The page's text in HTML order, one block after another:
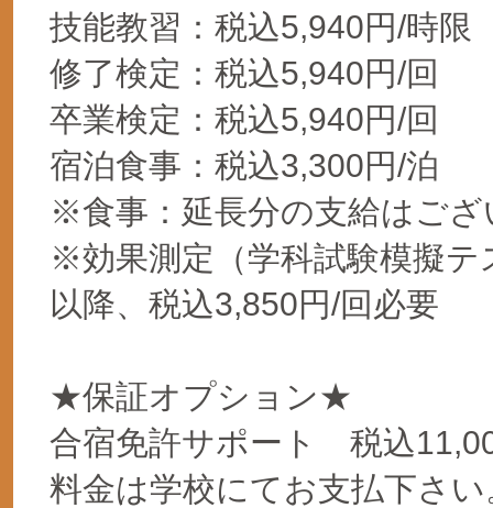
技能教習：税込5,940円/時限
修了検定：税込5,940円/回
卒業検定：税込5,940円/回
宿泊食事：税込3,300円/泊
※食事：延長分の支給はござ
※効果測定（学科試験模擬テ
以降、税込3,850円/回必要
★保証オプション★
合宿免許サポート 税込
料金は学校にてお支払下さい